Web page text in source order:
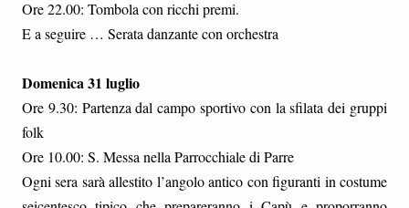
Ore 22.00: Tombola con ricchi premi.
E a seguire … Serata danzante con orchestra
Domenica 31 luglio
Ore 9.30: Partenza dal campo sportivo con la sfilata dei gruppi
folk
Ore 10.00: S. Messa nella Parrocchiale di Parre
Ogni sera sarà allestito l’angolo antico con figuranti in costume